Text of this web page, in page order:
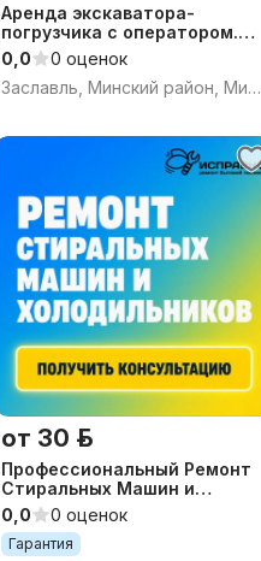
Аренда экскаватора-
погрузчика с оператором.
Земляные работы. Копка
траншей, ям, Планировка
участка
0,0
0 оценок
Заславль, Минский район, Минская область
от 30 р.
Профессиональный Ремонт
Стиральных Машин и
Холодильников Заславль с
Выездом на Дом и Офис
0,0 0 оценок
Гарантия